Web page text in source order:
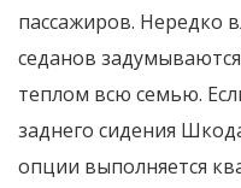
пассажиров. Нередко
седанов
теплом всю семью.
заднего сидения
опции выполняется